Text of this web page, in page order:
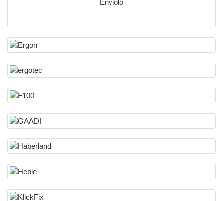
Enviolo